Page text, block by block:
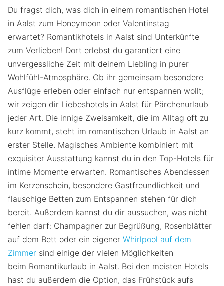
Du fragst dich, was dich in einem romantischen Hotel
in Aalst zum Honeymoon oder Valentinstag
erwartet? Romantikhotels in Aalst sind Unterkünfte
zum Verlieben! Dort erlebst du garantiert eine
unvergessliche Zeit mit deinem Liebling in purer
Wohlfühl-Atmosphäre. Ob ihr gemeinsam besondere
Ausflüge erleben oder einfach nur entspannen wollt;
wir zeigen dir Liebeshotels in Aalst für Pärchenurlaub
jeder Art. Die innige Zweisamkeit, die im Alltag oft zu
kurz kommt, steht im romantischen Urlaub in Aalst an
erster Stelle. Magisches Ambiente kombiniert mit
exquisiter Ausstattung kannst du in den Top-Hotels für
intime Momente erwarten. Romantisches Abendessen
im Kerzenschein, besondere Gastfreundlichkeit und
flauschige Betten zum Entspannen stehen für dich
bereit. Außerdem kannst du dir aussuchen, was nicht
fehlen darf: Champagner zur Begrüßung, Rosenblätter
auf dem Bett oder ein eigener Whirlpool auf dem
Zimmer sind einige der vielen Möglichkeiten
beim Romantikurlaub in Aalst. Bei den meisten Hotels
hast du außerdem die Option, das Frühstück aufs